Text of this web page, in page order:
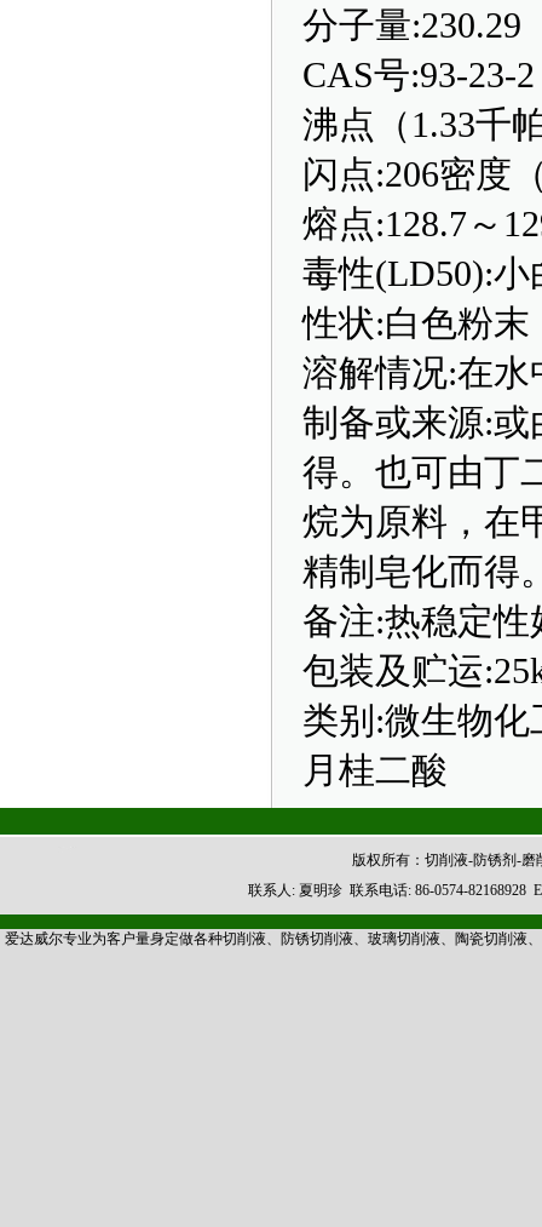
分子量:230.29
CAS号:93-23-2
沸点（1.33千
闪点:206密度
熔点:128.7～
毒性(LD50):小
性状:白色粉末
溶解情况:在
制备或来源:
得。也可由丁
烷为原料，在
精制皂化而得
备注:热稳定性
包装及贮运
类别:微生物化
月桂二酸
版权所有：切削液-防锈剂-
联系人: 夏明珍 联系电话: 86-0574-82168928
爱达威尔专业为客户量身定做各种切削液、防锈切削液、玻璃切削液、陶瓷切削